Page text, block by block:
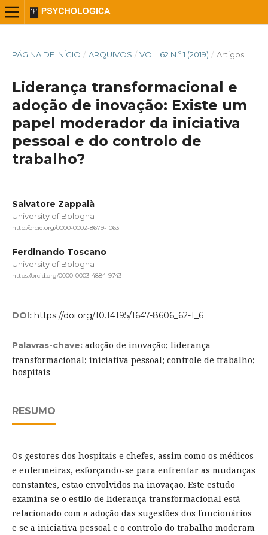
PÁGINA DE INÍCIO / ARQUIVOS / VOL. 62 N.º 1 (2019) / Artigos
Liderança transformacional e
adoção de inovação: Existe um
papel moderador da iniciativa
pessoal e do controlo de
trabalho?
Salvatore Zappalà
University of Bologna
http://orcid.org/0000-0002-8679-1063
Ferdinando Toscano
University of Bologna
https://orcid.org/0000-0003-4884-9743
DOI: https://doi.org/10.14195/1647-8606_62-1_6
Palavras-chave: adoção de inovação; liderança
transformacional; iniciativa pessoal; controle de trabalho;
hospitais
RESUMO
Os gestores dos hospitais e chefes, assim como os médicos
e enfermeiras, esforçando-se para enfrentar as mudanças
constantes, estão envolvidos na inovação. Este estudo
examina se o estilo de liderança transformacional está
relacionado com a adoção das sugestões dos funcionários
e se a iniciativa pessoal e o controlo do trabalho moderam